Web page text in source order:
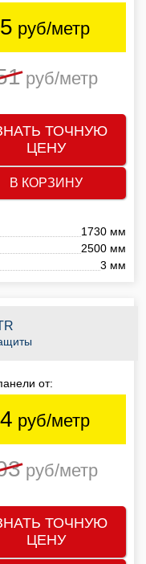
руб/метр
руб/метр
ТОЧНУЮ
ЦЕНУ
В КОРЗИНУ
1730 мм
2500 мм
3 мм
от:
руб/метр
руб/метр
ТОЧНУЮ
ЦЕНУ